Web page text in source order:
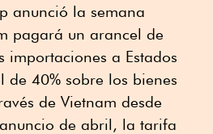
anunció la semana
pagará un arancel de
importaciones a Estados
de 40% sobre los bienes
de Vietnam desde
de abril, la tarifa